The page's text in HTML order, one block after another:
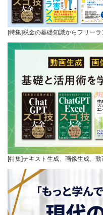
[特集]税金の基礎知識からフリー
[特集]テキスト生成、画像生成、